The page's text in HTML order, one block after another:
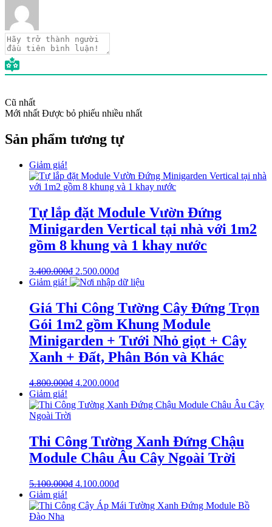
Cũ nhất
Mới nhất Được bỏ phiếu nhiều nhất
Sản phẩm tương tự
Giảm giá!
Tự lắp đặt Module Vườn Đứng
Minigarden Vertical tại nhà với 1m2
gồm 8 khung và 1 khay nước
3.400.000₫ 2.500.000₫
Giảm giá!
Giá Thi Công Tường Cây Đứng Trọn
Gói 1m2 gồm Khung Module
Minigarden + Tưới Nhỏ giọt + Cây
Xanh + Đất, Phân Bón và Khác
4.800.000₫ 4.200.000₫
Giảm giá!
Thi Công Tường Xanh Đứng Chậu
Module Châu Âu Cây Ngoài Trời
5.100.000₫ 4.100.000₫
Giảm giá!